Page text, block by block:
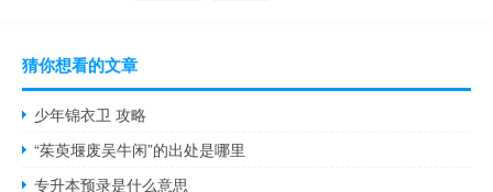
猜你想看的文章
少年锦衣卫 攻略
“茱萸堰废吴牛闲”的出处是哪里
专升本预录是什么意思